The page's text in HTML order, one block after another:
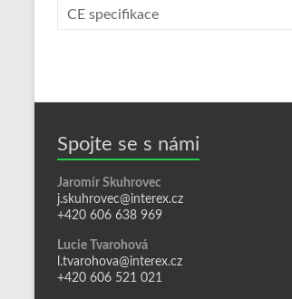
CE specifikace
Spojte se s námi
Jaromír Skuhrovec
j.skuhrovec@interex.cz
+420 606 638 969
Lucie Tvarohová
l.tvarohova@interex.cz
+420 606 521 021